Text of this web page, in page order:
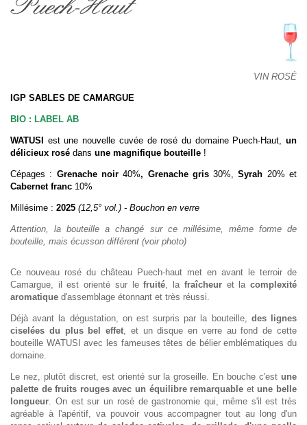
VIN ROSÉ
IGP SABLES DE CAMARGUE
BIO : LABEL AB
WATUSI est une nouvelle cuvée de rosé du domaine Puech-Haut, un
délicieux rosé dans une magnifique bouteille !
Cépages : Grenache noir40%, Grenache gris30%,Syrah 20% et
Cabernet franc 10%
Millésime : 2025 (12,5° vol.) - Bouchon en verre
Attention, la bouteille a changé sur ce millésime, même forme de
bouteille, mais écusson différent (voir photo)
Ce nouveau rosé du château Puech-haut met en avant le terroir de
Camargue, il est orienté sur lefruité , la fraîcheuret lacomplexité
aromatique d'assemblage étonnant et très réussi.
Déjà avant la dégustation, on est surpris par la bouteille, des lignes
ciselées du plus bel effet , et un disque en verre au fond de cette
bouteille WATUSI avec les fameuses têtes de bélier emblématiques du
domaine.
Le nez, plutôt discret, est orienté sur la groseille. En bouche c'est une
palette de fruits rouges avec un équilibre remarquable etune belle
longueur . On est sur un rosé de gastronomie qui, même s'il est très
agréable à l'apéritif, va pouvoir vous accompagner tout au long d'un